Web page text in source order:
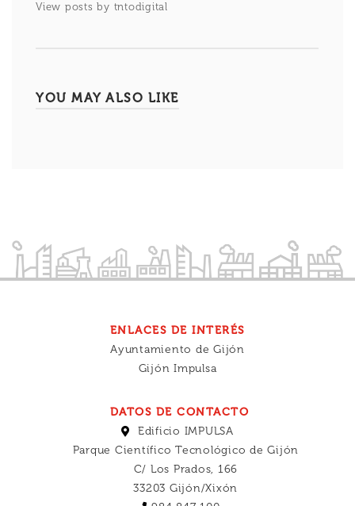
View posts by tntodigital
YOU MAY ALSO LIKE
ENLACES DE INTERÉS
Ayuntamiento de Gijón
Gijón Impulsa
DATOS DE CONTACTO
Edificio IMPULSA
Parque Científico Tecnológico de Gijón
C/ Los Prados, 166
33203 Gijón/Xixón